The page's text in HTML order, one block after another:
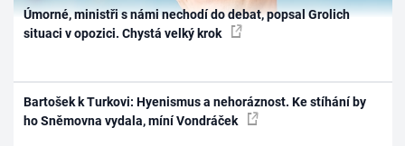
Úmorné, ministři s námi nechodí do debat, popsal Grolich
situaci v opozici. Chystá velký krok
Bartošek k Turkovi: Hyenismus a nehoráznost. Ke stíhání by
ho Sněmovna vydala, míní Vondráček